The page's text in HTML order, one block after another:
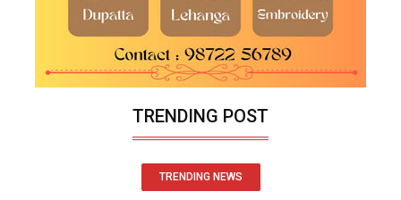
TRENDING POST
TRENDING NEWS